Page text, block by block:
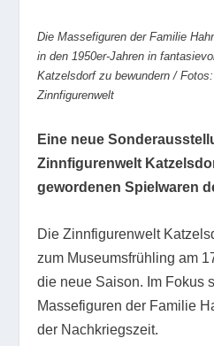
Die Massefiguren der Familie
in den 1950er-Jahren in
Katzelsdorf zu bewundern /
Zinnfigurenwelt
Eine neue
Zinnfigurenwelt
gewordenen Spielwaren
Die Zinnfigurenwelt
zum Museumsfrühling am
die neue Saison. Im Fokus
Massefiguren der Familie
der Nachkriegszeit.